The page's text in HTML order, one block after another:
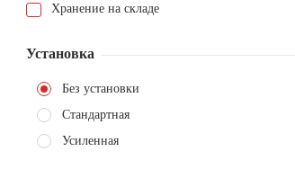
Хранение на складе
Установка
Без установки
Стандартная
Усиленная